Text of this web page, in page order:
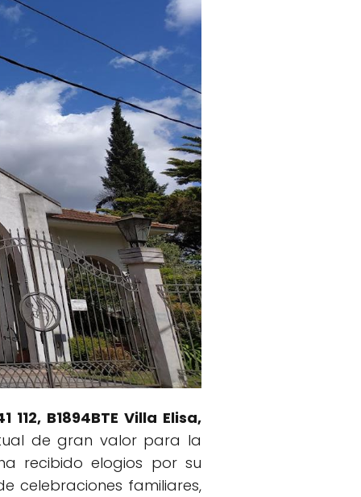
112, B1894BTE Villa Elisa,
de gran valor para la
recibido elogios por su
celebraciones familiares,